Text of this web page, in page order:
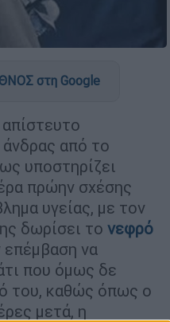
στη Google
άνδρας από το
υποστηρίζει
πρώην σχέσης
υγείας, με τον
δωρίσει το νεφρό
επέμβαση να
που όμως δε
του, καθώς όπως ο
μετά, η